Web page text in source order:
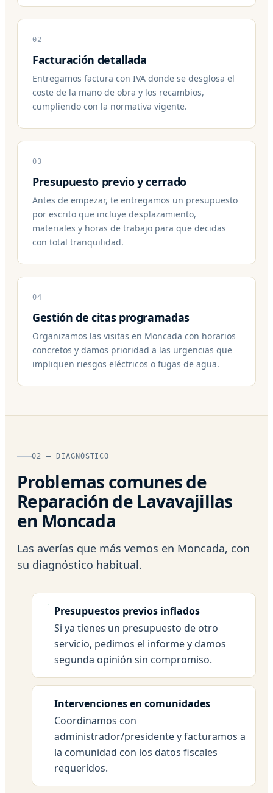
02
Facturación detallada
Entregamos factura con IVA donde se desglosa el
coste de la mano de obra y los recambios,
cumpliendo con la normativa vigente.
03
Presupuesto previo y cerrado
Antes de empezar, te entregamos un presupuesto
por escrito que incluye desplazamiento,
materiales y horas de trabajo para que decidas
con total tranquilidad.
04
Gestión de citas programadas
Organizamos las visitas en Moncada con horarios
concretos y damos prioridad a las urgencias que
impliquen riesgos eléctricos o fugas de agua.
02 — DIAGNÓSTICO
Problemas comunes de
Reparación de Lavavajillas
en Moncada
Las averías que más vemos en Moncada, con
su diagnóstico habitual.
Presupuestos previos inflados
Si ya tienes un presupuesto de otro
servicio, pedimos el informe y damos
segunda opinión sin compromiso.
Intervenciones en comunidades
Coordinamos con
administrador/presidente y facturamos a
la comunidad con los datos fiscales
requeridos.